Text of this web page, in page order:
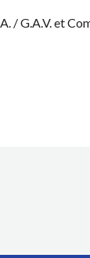
/ G.A.V. et